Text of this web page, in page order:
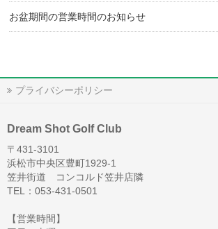
お盆期間の営業時間のお知らせ
プライバシーポリシー
Dream Shot Golf Club
〒431-3101
浜松市中央区豊町1929-1
笠井街道 コンコルド笠井店隣
TEL：053-431-0501
【営業時間】